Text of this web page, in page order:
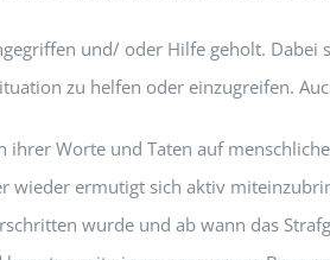
und/ oder Hilfe geholt.
zu helfen oder einzugreifen.
Worte und Taten auf
ermutigt sich aktiv
wurde und ab wann das